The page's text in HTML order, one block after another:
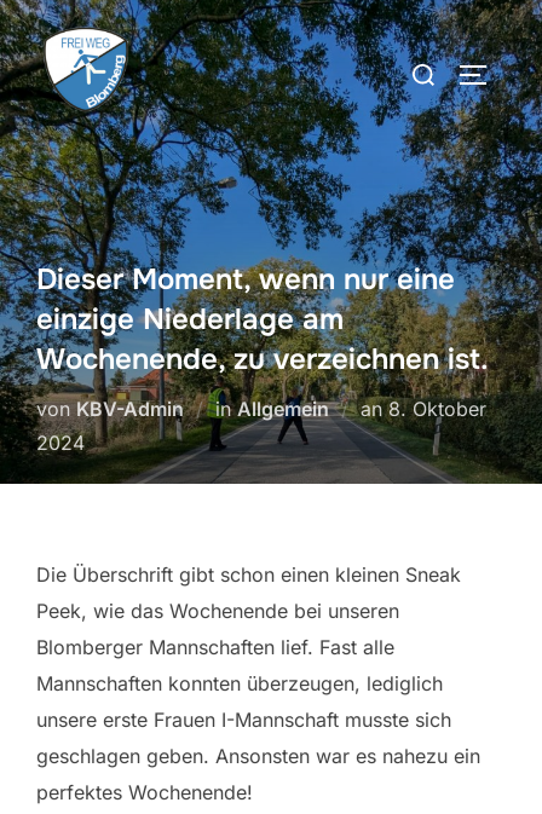
Zum
Inhalt
springen
Suchen
nach:
Dieser Moment, wenn nur eine
einzige Niederlage am
Wochenende, zu verzeichnen ist.
von KBV-Admin inAllgemein anVeröffentlicht
am
8. Oktober
2024
Die Überschrift gibt schon einen kleinen Sneak
Peek, wie das Wochenende bei unseren
Blomberger Mannschaften lief. Fast alle
Mannschaften konnten überzeugen, lediglich
unsere erste Frauen I-Mannschaft musste sich
geschlagen geben. Ansonsten war es nahezu ein
perfektes Wochenende!